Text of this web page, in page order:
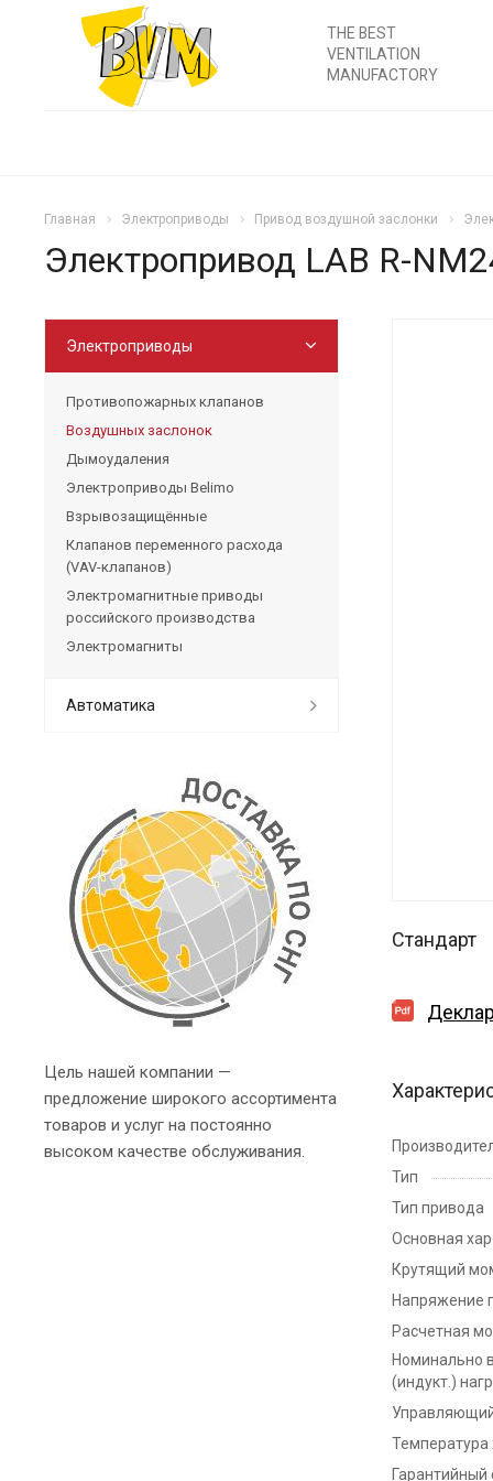
THE BEST
VENTILATION
MANUFACTORY
Главная Электроприводы Привод воздушной заслонки
Электропривод LAB R-
Стандарт
Тип
Тип привода
Основная
Крутящий
Напряжение
Расчетная
Номинально
(индукт.)
Температура
Гарантийный
Электроприводы
Противопожарных клапанов
Воздушных заслонок
Дымоудаления
Электроприводы Belimo
Взрывозащищённые
Клапанов переменного расхода
(VAV-клапанов)
Электромагнитные приводы
российского производства
Электромагниты
Автоматика
Цель нашей компании —
предложение широкого ассортимента
товаров и услуг на постоянно
высоком качестве обслуживания.